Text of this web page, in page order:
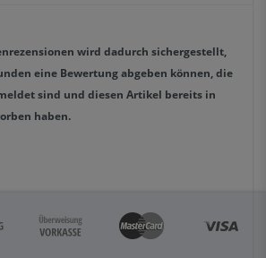
wird dadurch sichergestellt,
eine Bewertung abgeben können, die
sind und diesen Artikel bereits in
haben.